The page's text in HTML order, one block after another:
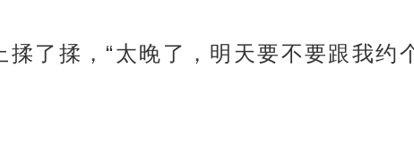
了揉，“太晚了，明天要不要跟我约